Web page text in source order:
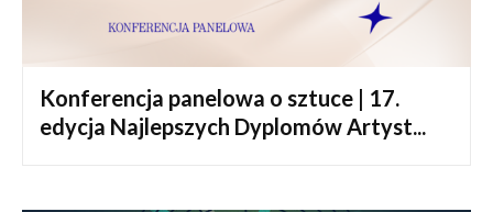
Konferencja panelowa o sztuce | 17.
edycja Najlepszych Dyplomów Artyst...